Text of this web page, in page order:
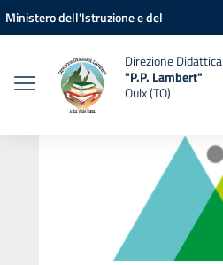
Vai ai contenuti
Vai al menu di navigazione
Vai al footer
Ministero dell'Istruzione e del
Direzione Didattica
"P.P. Lambert"
Oulx (TO)